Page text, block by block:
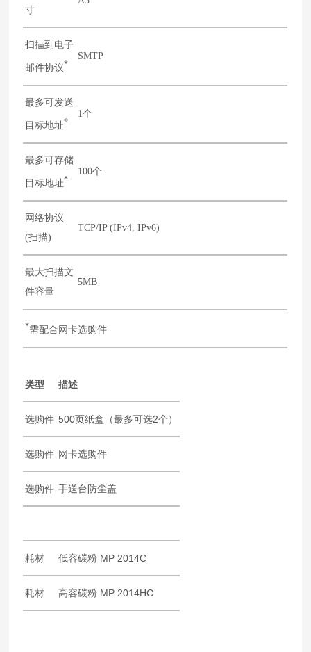
寸
扫描到电子
邮件协议*
SMTP
最多可发送
目标地址*
1个
最多可存储
目标地址*
100个
网络协议
(扫描)
TCP/IP (IPv4, IPv6)
最大扫描文
件容量
5MB
*需配合网卡选购件
类型 描述
选购件 500页纸盒（最多可选2个）
选购件 网卡选购件
选购件 手送台防尘盖
耗材 低容碳粉 MP 2014C
耗材 高容碳粉 MP 2014HC